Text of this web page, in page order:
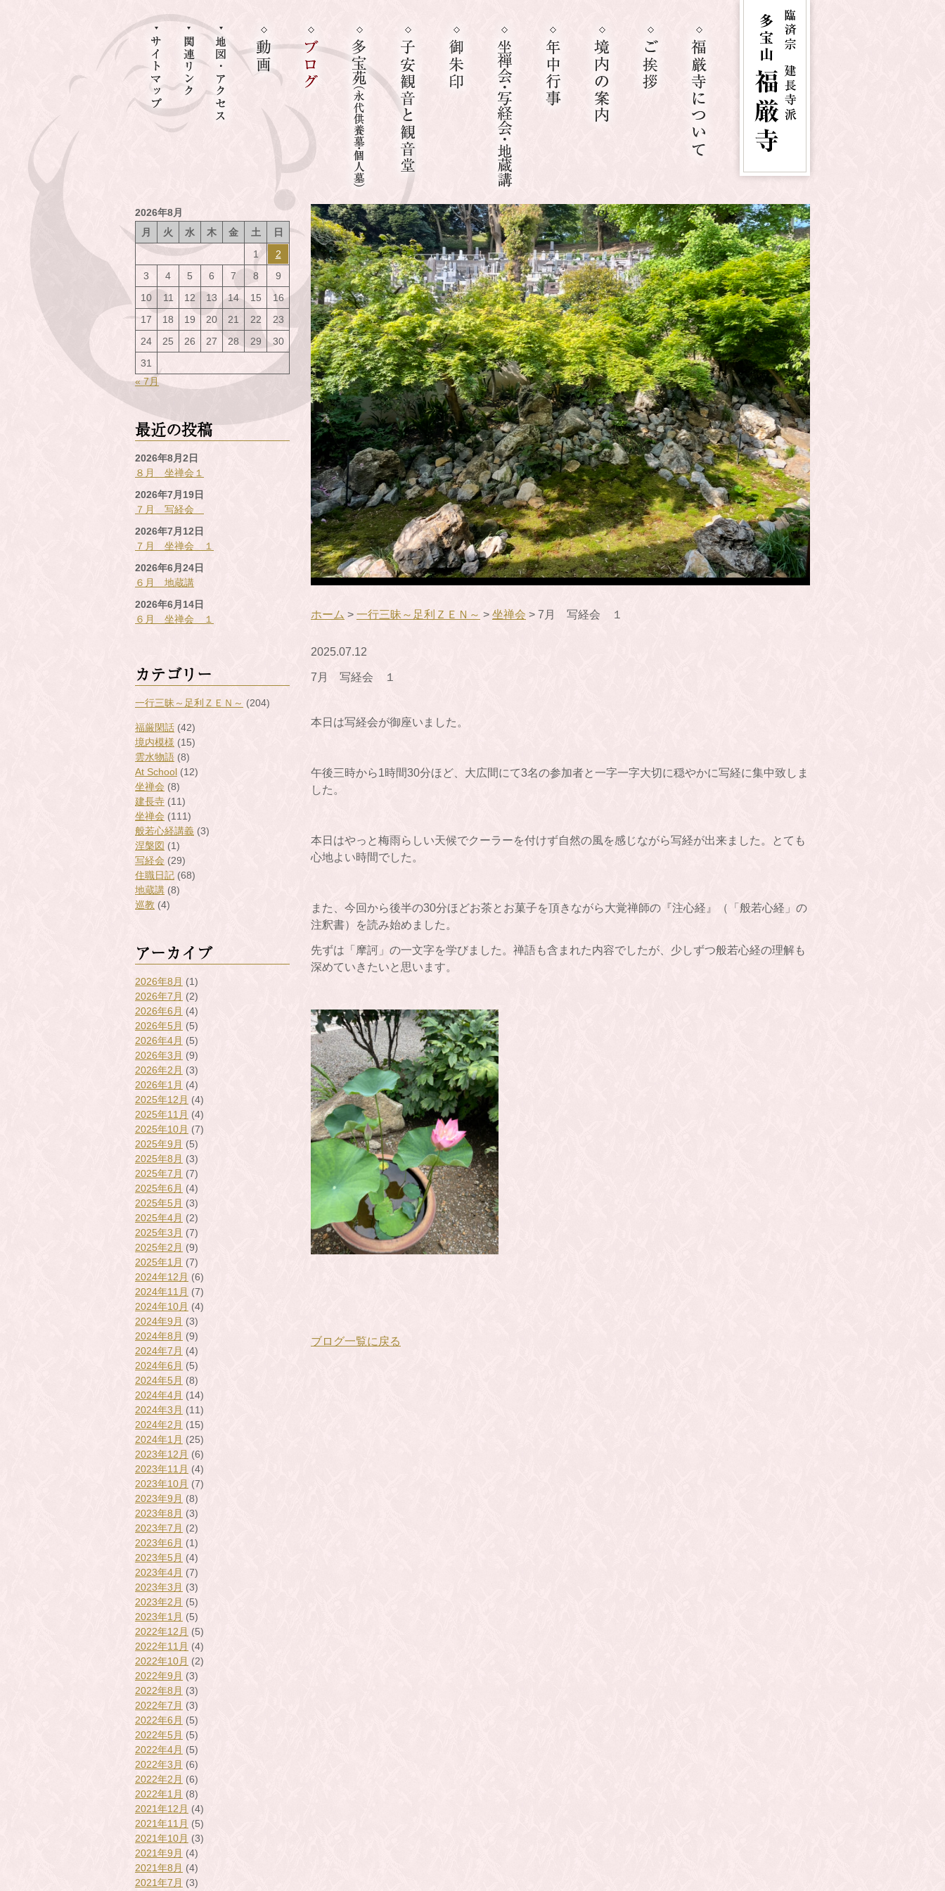
2026年8月
月
火 水 木 金 土
日
1
2
3
4 5 6 7 8
9
10
11 12 13 14 15
16
17
18 19 20 21 22
23
24
25 26 27 28 29
30
31
« 7月
最近の投稿
８月 坐禅会１
2026年8月2日
７月 写経会
2026年7月19日
７月 坐禅会 １
2026年7月12日
６月 地蔵講
2026年6月24日
６月 坐禅会 １
2026年6月14日
カテゴリー
一行三昧～足利ＺＥＮ～ (204)
福厳閑話 (42)
境内模様 (15)
雲水物語 (8)
At School (12)
坐禅会 (8)
建長寺 (11)
坐禅会 (111)
般若心経講義 (3)
涅槃図 (1)
写経会 (29)
住職日記 (68)
地蔵講 (8)
巡教 (4)
アーカイブ
2026年8月 (1)
2026年7月 (2)
2026年6月 (4)
2026年5月 (5)
2026年4月 (5)
2026年3月 (9)
2026年2月 (3)
2026年1月 (4)
2025年12月 (4)
2025年11月 (4)
2025年10月 (7)
2025年9月 (5)
2025年8月 (3)
2025年7月 (7)
2025年6月 (4)
2025年5月 (3)
2025年4月 (2)
2025年3月 (7)
2025年2月 (9)
2025年1月 (7)
2024年12月 (6)
2024年11月 (7)
2024年10月 (4)
2024年9月 (3)
2024年8月 (9)
2024年7月 (4)
2024年6月 (5)
2024年5月 (8)
2024年4月 (14)
2024年3月 (11)
2024年2月 (15)
2024年1月 (25)
2023年12月 (6)
2023年11月 (4)
2023年10月 (7)
2023年9月 (8)
2023年8月 (3)
2023年7月 (2)
2023年6月 (1)
2023年5月 (4)
2023年4月 (7)
2023年3月 (3)
2023年2月 (5)
2023年1月 (5)
2022年12月 (5)
2022年11月 (4)
2022年10月 (2)
2022年9月 (3)
2022年8月 (3)
2022年7月 (3)
2022年6月 (5)
2022年5月 (5)
2022年4月 (5)
2022年3月 (6)
2022年2月 (6)
2022年1月 (8)
2021年12月 (4)
2021年11月 (5)
2021年10月 (3)
2021年9月 (4)
2021年8月 (4)
2021年7月 (3)
ホーム > 一行三昧～足利ＺＥＮ～ > 坐禅会 > 7月 写経会 １
2025.07.12
7月 写経会 １
本日は写経会が御座いました。
午後三時から1時間30分ほど、大広間にて3名の参加者と一字一字大切に穏やかに写経に集中致しま
した。
本日はやっと梅雨らしい天候でクーラーを付けず自然の風を感じながら写経が出来ました。とても
心地よい時間でした。
また、今回から後半の30分ほどお茶とお菓子を頂きながら大覚禅師の『注心経』（「般若心経」の
注釈書）を読み始めました。
先ずは「摩訶」の一文字を学びました。禅語も含まれた内容でしたが、少しずつ般若心経の理解も
深めていきたいと思います。
ブログ一覧に戻る